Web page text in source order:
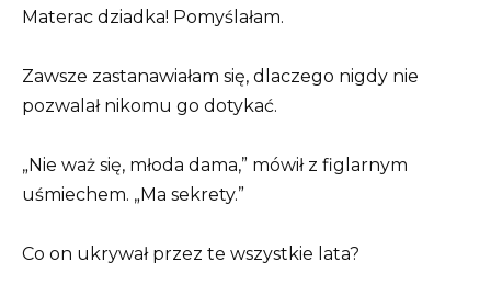
Materac dziadka! Pomyślałam.
Zawsze zastanawiałam się, dlaczego nigdy nie
pozwalał nikomu go dotykać.
„Nie waż się, młoda dama,” mówił z figlarnym
uśmiechem. „Ma sekrety.”
Co on ukrywał przez te wszystkie lata?